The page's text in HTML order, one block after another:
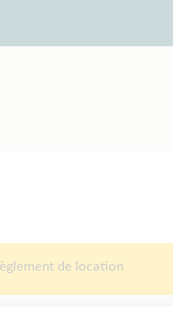
de location